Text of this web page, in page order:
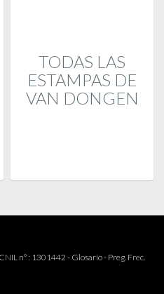
TODAS LAS
ESTAMPAS DE
VAN DONGEN
n° : 1301442 - Glosario- Preg. Frec.